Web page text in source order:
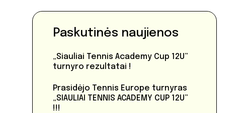
Paskutinės naujienos
„Siauliai Tennis Academy Cup 12U”
turnyro rezultatai !
Prasidėjo Tennis Europe turnyras
„SIAULIAI TENNIS ACADEMY CUP 12U”
!!!